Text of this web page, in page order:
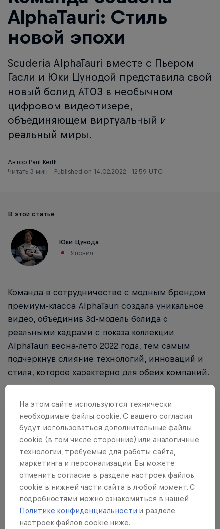
AlphaTauri: Стиль
новой эпохи
Scuderia AlphaTauri вместе с Пьером
Гасли и Юки Цунодой представила свой
новый болид AT03 в необычном
цифровом видеотизере,
объединяющем виртуальный и
реальный миры.
Автор Paul Keith
Читать 3 мин
Published on 14.02.2022 · 12:59 UTC
В этой статье
Юки Цунода
Япония
Команда в сотрудничестве с модным брендом
премиум-класса AlphaTauri создала уникальное
видео, объединив 3d-модель болида с
реальными кадрами с показа коллекции
AlphaTauri весна-лето 2022 года, тем самым
подчеркнув слияние технологий, инноваций и
стиля, которое характерно для обеих компаний.
Барселоне уже на следующей неделе, а пока в
инновационном видео расскажут историю
синергии между модой и автоспортом,
базирующуюся на трех основных столпах.
Видео начинается с Монолита в мире
компьютерной графики, представляющего
собой передовые технологии и новейшее
оборудование команды, а также богатый опыт
людей, ответственных за производство
На этом сайте иcпользуются технически
необходимые файлы cookie. С вашего согласия
будут использоваться дополнительные файлы
cookie (в том числе сторонние) или аналогичные
технологии, требуемые для работы сайта,
маркетинга и персонализации. Вы можете
отменить согласие в разделе настроек файлов
cookie в нижней части сайта в любой момент. С
подробностями можно ознакомиться в нашей
Политике конфиденциальности и разделе
настроек файлов cookie ниже.